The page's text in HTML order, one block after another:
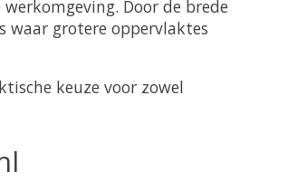
Door de brede
waar grotere oppervlaktes
keuze voor zowel